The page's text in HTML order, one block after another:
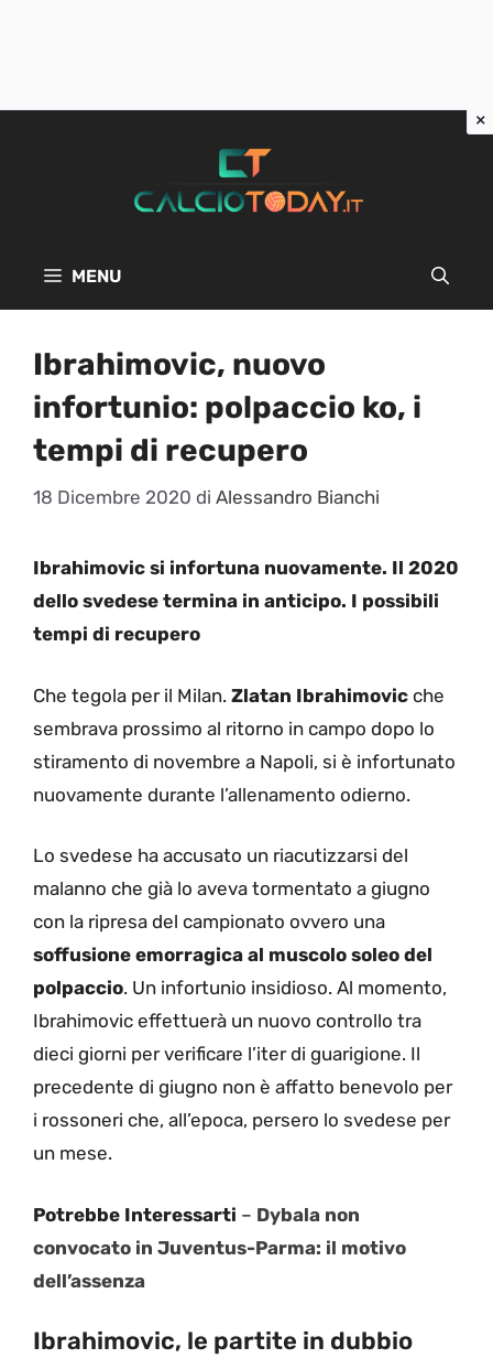
MENU
Ibrahimovic, nuovo
infortunio: polpaccio ko, i
tempi di recupero
18 Dicembre 2020 di Alessandro Bianchi
Ibrahimovic si infortuna nuovamente. Il 2020
dello svedese termina in anticipo. I possibili
tempi di recupero
Che tegola per il Milan. Zlatan Ibrahimovic che
sembrava prossimo al ritorno in campo dopo lo
stiramento di novembre a Napoli, si è infortunato
nuovamente durante l’allenamento odierno.
Lo svedese ha accusato un riacutizzarsi del
malanno che già lo aveva tormentato a giugno
con la ripresa del campionato ovvero una
soffusione emorragica al muscolo soleo del
polpaccio. Un infortunio insidioso. Al momento,
Ibrahimovic effettuerà un nuovo controllo tra
dieci giorni per verificare l’iter di guarigione. Il
precedente di giugno non è affatto benevolo per
i rossoneri che, all’epoca, persero lo svedese per
un mese.
Potrebbe Interessarti – Dybala non
convocato in Juventus-Parma: il motivo
dell’assenza
Ibrahimovic, le partite in dubbio